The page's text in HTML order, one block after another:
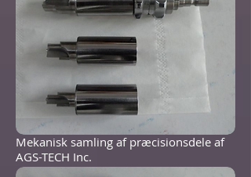
Mekanisk samling af præcisionsdele af
AGS-TECH Inc.